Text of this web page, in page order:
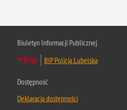
Biuletyn Informacji Publicznej
BIP Policja Lubelska
Dostępność
Deklaracja dostępności